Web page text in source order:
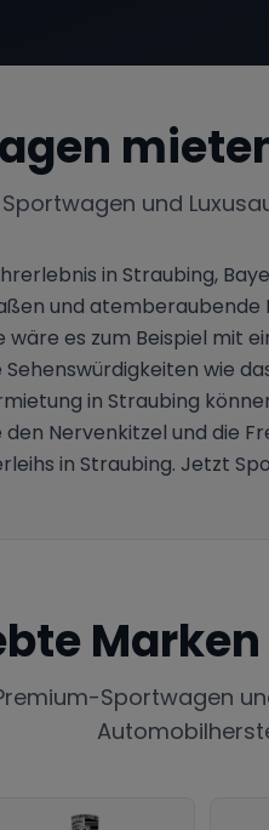
und
in Straubing,
und
wäre es zum Beispiel
wie
in Straubing
Nervenkitzel und die
in Straubing. Jetzt
Sportwagen